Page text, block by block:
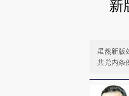
新
虽然新版
共党内条